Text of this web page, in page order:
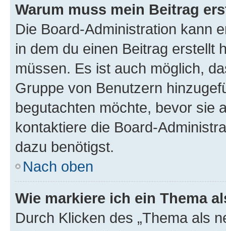
Warum muss mein Beitrag
Die Board-Administration kann
in dem du einen Beitrag erstellt
müssen. Es ist auch möglich,
Gruppe von Benutzern
begutachten möchte, bevor sie
kontaktiere die Board-
dazu benötigst.
Nach oben
Wie markiere ich ein Thema
Durch Klicken des „Thema als